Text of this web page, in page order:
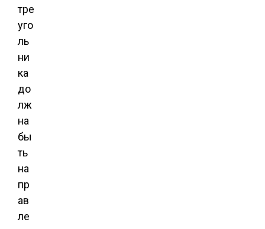
тре
уго
ль
ни
ка
до
лж
на
бы
ть
на
пр
ав
ле